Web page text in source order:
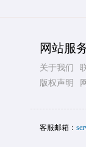
网站服
关于我们
版权声明
客服邮箱：